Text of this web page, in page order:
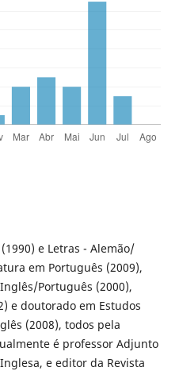
e Letras - Alemão/
em Português (2009),
Português (2000),
e doutorado em Estudos
(2008), todos pela
é professor Adjunto
e editor da Revista